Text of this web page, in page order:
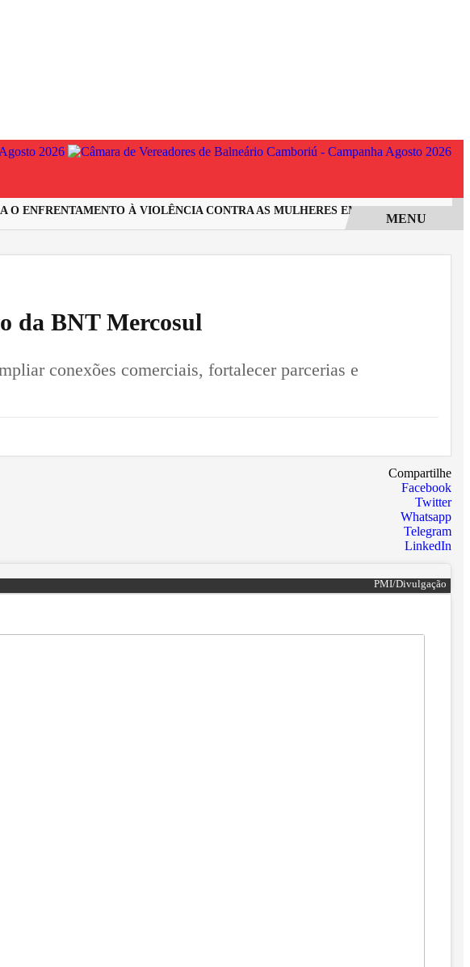
À VIOLÊNCIA CONTRA AS MULHERES EM SANTA CATARINA
MENU
da BNT Mercosul
conexões comerciais, fortalecer parcerias e
Compartilhe
Facebook
Twitter
Whatsapp
Telegram
LinkedIn
PMI/Divulgação